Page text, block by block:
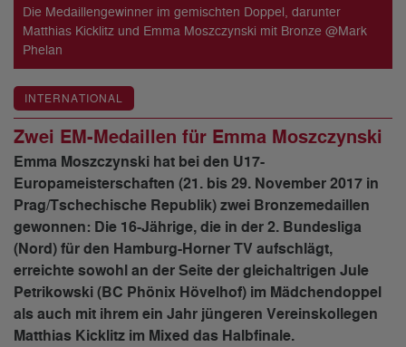
Die Medaillengewinner im gemischten Doppel, darunter
Matthias Kicklitz und Emma Moszczynski mit Bronze @Mark
Phelan
INTERNATIONAL
Zwei EM-Medaillen für Emma Moszczynski
Emma Moszczynski hat bei den U17-
Europameisterschaften (21. bis 29. November 2017 in
Prag/Tschechische Republik) zwei Bronzemedaillen
gewonnen: Die 16-Jährige, die in der 2. Bundesliga
(Nord) für den Hamburg-Horner TV aufschlägt,
erreichte sowohl an der Seite der gleichaltrigen Jule
Petrikowski (BC Phönix Hövelhof) im Mädchendoppel
als auch mit ihrem ein Jahr jüngeren Vereinskollegen
Matthias Kicklitz im Mixed das Halbfinale.